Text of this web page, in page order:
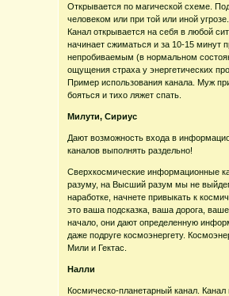
Открывается по магической схеме.
человеком или при той или иной угрозе.
Канал открывается на себя в любой
начинает сжиматься и за 10-15 минут
непробиваемым (в нормальном
ощущения страха у энергетических
Пример использования канала. Муж
бояться и тихо ляжет спать.
Милути, Сириус
Дают возможность входа в
каналов выполнять раздельно!
Сверхкосмические
разуму, на Высший разум мы не
наработке, начнете привыкать к
это ваша подсказка, ваша дорога,
начало, они дают определенную
даже подруге космоэнергету.
Мили и Гектас.
Налли
Космическо-планетарный канал.